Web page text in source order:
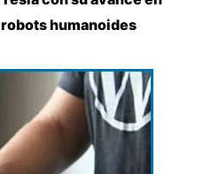
robots humanoides